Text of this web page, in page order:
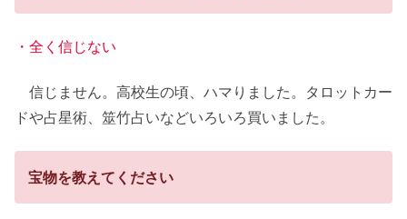
・全く信じない
信じません。高校生の頃、ハマりました。タロットカー
ドや占星術、筮竹占いなどいろいろ買いました。
宝物を教えてください